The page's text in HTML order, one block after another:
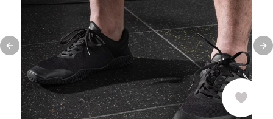
Previous slide